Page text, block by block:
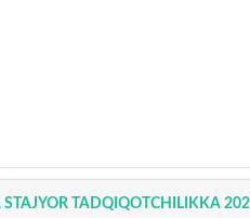
TADQIQOTCHILIKKA